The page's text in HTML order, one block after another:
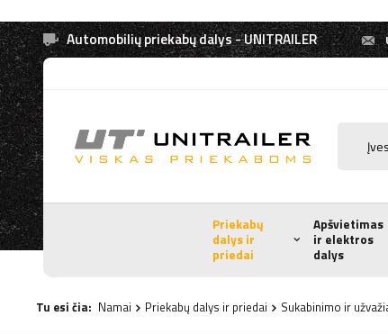
Automobilių priekabų dalys - UNITRAILER
Priekabų
dalys ir
priedai
Apšvietimas
ir elektros
dalys
Tu esi čia: Namai Priekabų dalys ir priedai Sukabinimo ir